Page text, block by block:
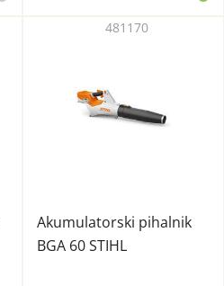
Akumulatorski pihalnik
BGA 60 STIHL
481170